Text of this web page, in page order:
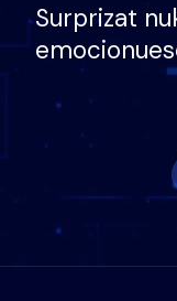
Surprizat
nëna dhe
nuk i